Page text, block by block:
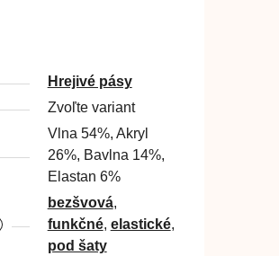
Hrejivé pásy
Zvoľte variant
Vlna 54%, Akryl
26%, Bavlna 14%,
Elastan 6%
bezšvová,
funkčné, elastické,
pod šaty